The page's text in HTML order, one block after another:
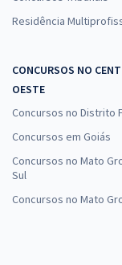
Residência
CONCURSOS NO
OESTE
Concursos no Distrito
Concursos em Goiás
Concursos no Mato
Sul
Concursos no Mato